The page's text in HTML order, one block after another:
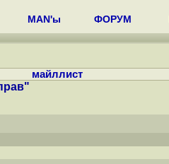
MAN'ы ФОРУМ
майллист